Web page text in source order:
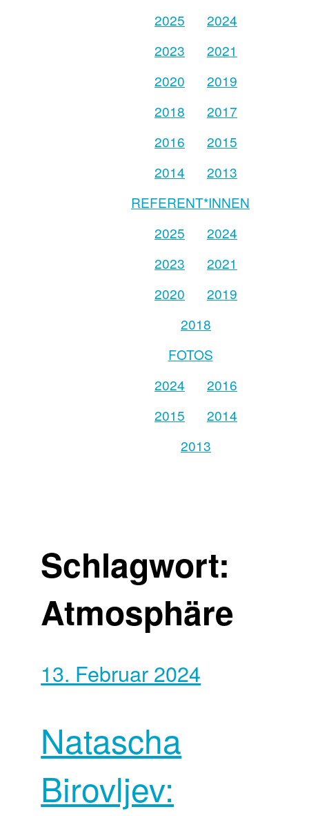
2025
2024
2023
2021
2020
2019
2018
2017
2016
2015
2014
2013
REFERENT*INNEN
2025
2024
2023
2021
2020
2019
2018
FOTOS
2024
2016
2015
2014
2013
Schlagwort:
Atmosphäre
13. Februar 2024
Natascha
Birovljev: